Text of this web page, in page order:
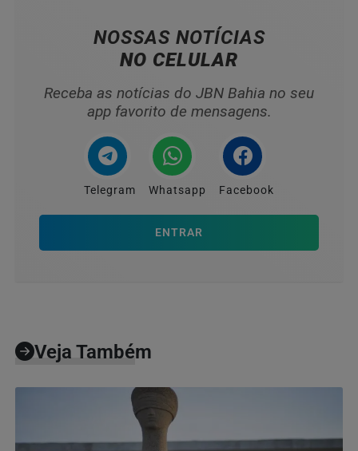
NOSSAS NOTÍCIAS
NO CELULAR
Receba as notícias do JBN Bahia no seu
app favorito de mensagens.
Telegram Whatsapp Facebook
ENTRAR
Veja Também